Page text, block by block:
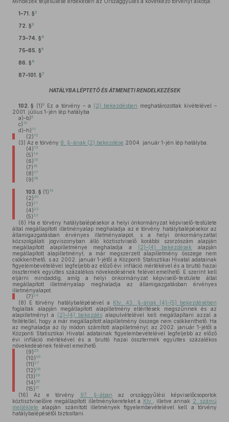
1–71. §2
72. §3
73–74. §4
75–85. §5
86. § 6
87–101. §7
HATÁLYBA LÉPTETŐ ÉS ÁTMENETI RENDELKEZÉSEK
102. § (1)8 Ez a törvény – a (2) bekezdésben meghatározottak kivételével –
2001. július 1-jén lép hatályba
a)–b)9
c) 10
d)–h) 11
(2) 12
(3) Az e törvény 8. §-ának (2) bekezdése 2004. január 1-jén lép hatályba.
(4) 13
(5) 14
(6) 15
(7) 16
(8) 17
(9) 18
103. § (1) 19
(2) 20
(3) 21
(4) 22
(5) 23
(6) Ha e törvény hatálybalépésekor a helyi önkormányzat képviselő-testülete
által megállapított illetményalap meghaladja az e törvény hatálybalépésekor az
államigazgatásban érvényes illetményalapot, s a helyi önkormányzattal
közszolgálati jogviszonyban álló köztisztviselő korábbi szorzószám alapján
megállapított alapilletménye meghaladja a
(2)–(4) bekezdések
alapján
megállapított alapilletményt, a már megszerzett alapilletmény összege nem
csökkenthető, s az 2002. január 1-jétől a Központi Statisztikai Hivatal adatainak
figyelembevételével legfeljebb az előző évi infláció mértékével és a bruttó hazai
össztermék együttes százalékos növekedésének felével emelhető. E szerint kell
eljárni mindaddig, amíg a helyi önkormányzat képviselő-testülete által
megállapított illetményalap meghaladja az államigazgatásban érvényes
illetményalapot.
(7) 24
(8) E törvény hatálybalépésével a Ktv. 43. §-ának (4)–(5) bekezdésében
foglaltak alapján megállapított alapilletmény eltérítések megszűnnek és az
alapilletményt a (2)–(4) bekezdés alapulvételével kell megállapítani azzal a
feltétellel, hogy a már megállapított alapilletmény összege nem csökkenthető. Ha
az meghaladja az ily módon számított alapilletményt, az 2002. január 1-jétől a
Központi Statisztikai Hivatal adatainak figyelembevételével legfeljebb az előző
évi infláció mértékével és a bruttó hazai össztermék együttes százalékos
növekedésének felével emelhető.
(9) 25
(10) 26
(11) 27
(12) 28
(13) 29
(14) 30
(15) 31
(16) Az e törvény 97. §-ában az országgyűlési képviselőcsoportok
köztisztviselőire megállapított illetménykereteket a Ktv. , illetve annak 2. számú
melléklete alapján számított illetmények figyelembevételével kell a törvény
hatálybalépésétől biztosítani.